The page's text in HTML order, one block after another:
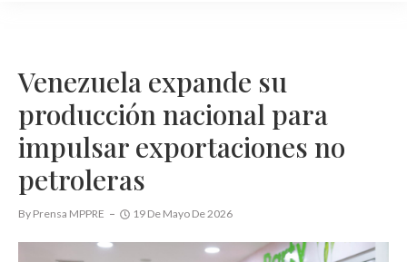
Venezuela expande su
producción nacional para
impulsar exportaciones no
petroleras
By Prensa MPPRE 19 De Mayo De 2026